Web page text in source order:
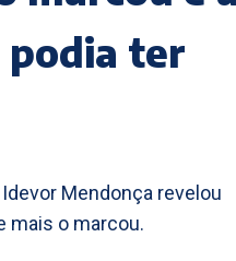
podia ter
Mendonça revelou
mais o marcou.